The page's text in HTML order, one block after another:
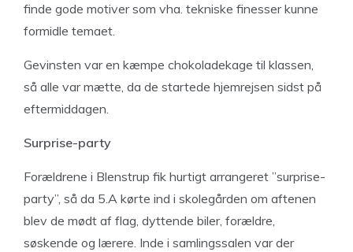
finde gode motiver som vha. tekniske finesser kunne
formidle temaet.
Gevinsten var en kæmpe chokoladekage til klassen,
så alle var mætte, da de startede hjemrejsen sidst på
eftermiddagen.
Surprise-party
Forældrene i Blenstrup fik hurtigt arrangeret ”surprise-
party”, så da 5.A kørte ind i skolegården om aftenen
blev de mødt af flag, dyttende biler, forældre,
søskende og lærere. Inde i samlingssalen var der